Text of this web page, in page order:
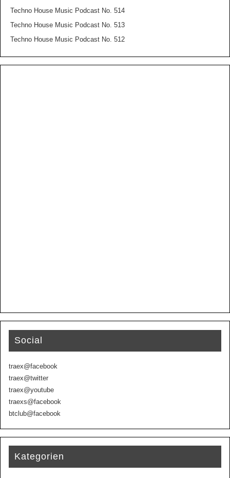
Techno House Music Podcast No. 514
Techno House Music Podcast No. 513
Techno House Music Podcast No. 512
Social
traex@facebook
traex@twitter
traex@youtube
traexs@facebook
btclub@facebook
Kategorien